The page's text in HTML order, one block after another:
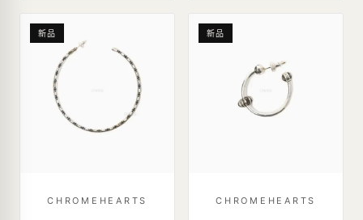
新品
CHROMEHEARTS
新品
CHROMEHEARTS